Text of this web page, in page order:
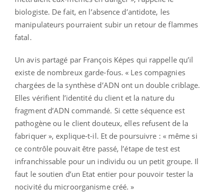
biologiste. De fait, en l’absence d’antidote, les
manipulateurs pourraient subir un retour de flammes
fatal.
Un avis partagé par François Képes qui rappelle qu’il
existe de nombreux garde-fous. « Les compagnies
chargées de la synthèse d’ADN ont un double criblage.
Elles vérifient l’identité du client et la nature du
fragment d’ADN commandé. Si cette séquence est
pathogène ou le client douteux, elles refusent de la
fabriquer », explique-t-il. Et de poursuivre : « même si
ce contrôle pouvait être passé, l’étape de test est
infranchissable pour un individu ou un petit groupe. Il
faut le soutien d’un Etat entier pour pouvoir tester la
nocivité du microorganisme créé. »